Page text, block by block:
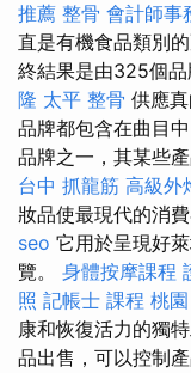
推薦 整骨 會計師事
直是有機食品類別的
終結果是由325個品
隆 太平 整骨 供應
品牌都包含在曲目
品牌之一，其某些
台中 抓龍筋 高級外
妝品使最現代的消
seo 它用於呈現好
覽。 身體按摩課程
照 記帳士 課程 桃園
康和恢復活力的獨
品出售，可以控制